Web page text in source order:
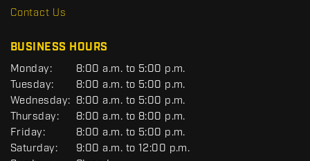
R
Contact Us
BUSINESS HOURS
G
E
N
E
R
A
L
Monday:
8:00 a.m. to 5:00 p.m.
Tuesday:
8:00 a.m. to 5:00 p.m.
Wednesday: 8:00 a.m. to 5:00 p.m.
Thursday:
8:00 a.m. to 8:00 p.m.
Friday:
8:00 a.m. to 5:00 p.m.
Saturday:
9:00 a.m. to 12:00 p.m.